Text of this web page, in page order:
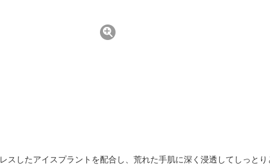
スしたアイスプラントを配合し、荒れた手肌に深く浸透してしっとり